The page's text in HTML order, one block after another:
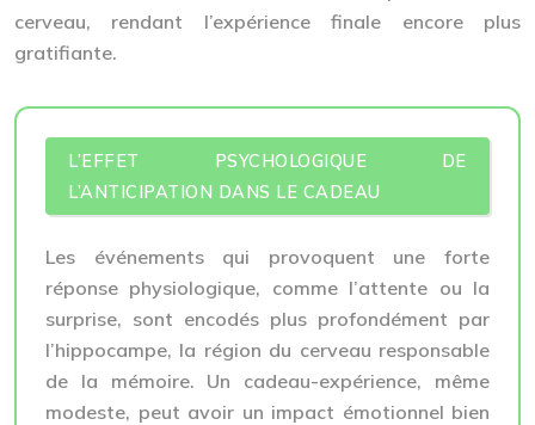
cerveau, rendant l’expérience finale encore plus
gratifiante.
L’EFFET PSYCHOLOGIQUE DE
L’ANTICIPATION DANS LE CADEAU
Les événements qui provoquent une forte
réponse physiologique, comme l’attente ou la
surprise, sont encodés plus profondément par
l’hippocampe, la région du cerveau responsable
de la mémoire. Un cadeau-expérience, même
modeste, peut avoir un impact émotionnel bien